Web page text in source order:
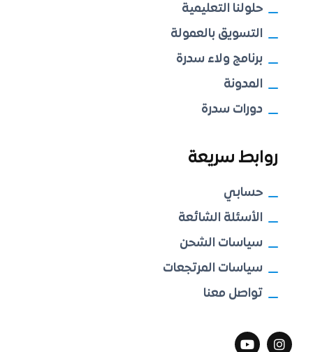
حلولنا التعليمية
التسويق بالعمولة
برنامج ولاء سدرة
المدونة
دورات سدرة
روابط سريعة
حسابي
الأسئلة الشائعة
سياسات الشحن
سياسات المرتجعات
تواصل معنا